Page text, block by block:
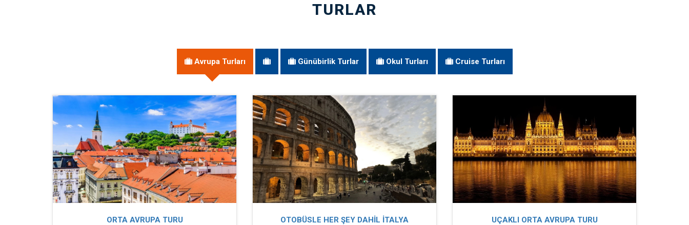
TURLAR
Avrupa Turları Günübirlik Turlar Okul Turları Cruise Turları
ORTA AVRUPA TURU
OTOBÜSLE HER ŞEY DAHİL İTALYA
UÇAKLI ORTA AVRUPA TURU